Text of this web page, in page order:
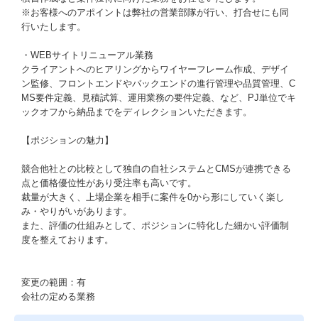
※お客様へのアポイントは弊社の営業部隊が行い、打合せにも同
行いたします。
・WEBサイトリニューアル業務
クライアントへのヒアリングからワイヤーフレーム作成、デザイ
ン監修、フロントエンドやバックエンドの進行管理や品質管理、C
MS要件定義、見積試算、運用業務の要件定義、など、PJ単位でキ
ックオフから納品までをディレクションいただきます。
【ポジションの魅力】
競合他社との比較として独自の自社システムとCMSが連携できる
点と価格優位性があり受注率も高いです。
裁量が大きく、上場企業を相手に案件を0から形にしていく楽し
み・やりがいがあります。
また、評価の仕組みとして、ポジションに特化した細かい評価制
度を整えております。
変更の範囲：有
会社の定める業務